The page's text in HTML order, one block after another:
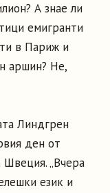
А знае ли
емигранти
в Париж и
аршин? Не,
Линдгрен
ден от
Швеция. „Вчера
език и